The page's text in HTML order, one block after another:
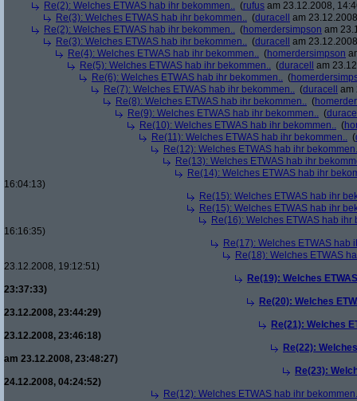
Re(2): Welches ETWAS hab ihr bekommen.. (rufus am 23.12.2008,
Re(3): Welches ETWAS hab ihr bekommen.. (duracell
am
Re(2): Welches ETWAS hab ihr bekommen.. (homerdersimpson am
Re(3): Welches ETWAS hab ihr bekommen.. (duracell
am
Re(4): Welches ETWAS hab ihr bekommen.. (homerdersimpson
Re(5): Welches ETWAS hab ihr bekommen.. (duracell
am
Re(6): Welches ETWAS hab ihr bekommen.. (
Re(7): Welches ETWAS hab ihr bekommen.. (duracell
am
Re(8): Welches ETWAS hab ihr bekommen.. (
Re(9): Welches ETWAS hab ihr bekommen.. (
Re(10): Welches ETWAS hab ihr bekommen.. (
Re(11): Welches ETWAS hab ihr bekommen.. (
Re(12): Welches ETWAS hab ihr
Re(13): Welches ETWAS hab ihr
Re(14): Welches ETWAS hab ihr
16:04:13)
Re(15): Welches ETWAS hab ihr
Re(15): Welches ETWAS hab ihr
Re(16): Welches ETWAS hab ihr
16:16:35)
Re(17): Welches ETWAS hab
Re(18): Welches ETWAS
23.12.2008, 19:12:51)
Re(19): Welches
23:37:33)
Re(20): Welches
23.12.2008, 23:44:29)
Re(21): Welches
23.12.2008, 23:46:18)
Re(22):
am 23.12.2008, 23:48:27)
Re(23):
24.12.2008, 04:24:52)
Re(12): Welches ETWAS hab ihr